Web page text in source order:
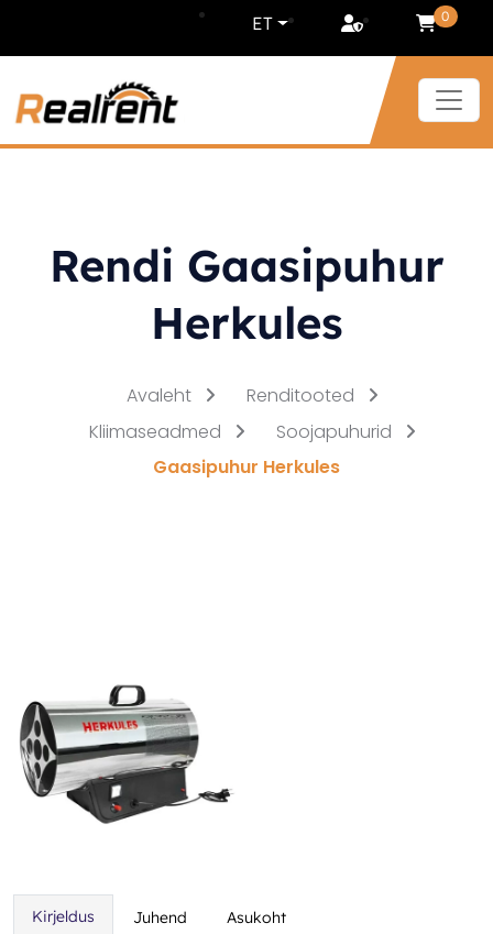
ET 0
Rendi Gaasipuhur
Herkules
Avaleht
Renditooted
Kliimaseadmed
Soojapuhurid
Gaasipuhur Herkules
Kirjeldus Juhend Asukoht